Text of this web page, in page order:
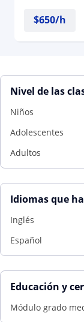
$650/h
Nivel de las
Niños
Adolescentes
Adultos
Idiomas que
Inglés
Español
Educación y
Módulo grado